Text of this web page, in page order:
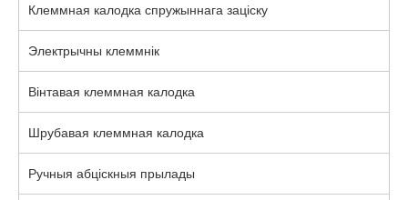
Клеммная калодка спружыннага заціску
Электрычны клеммнік
Вінтавая клеммная калодка
Шрубавая клеммная калодка
Ручныя абціскныя прылады